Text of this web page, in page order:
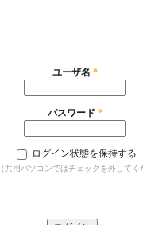
ユーザ名 *
パスワード *
ログイン状態を保持する
（共用パソコンではチェックを外してく